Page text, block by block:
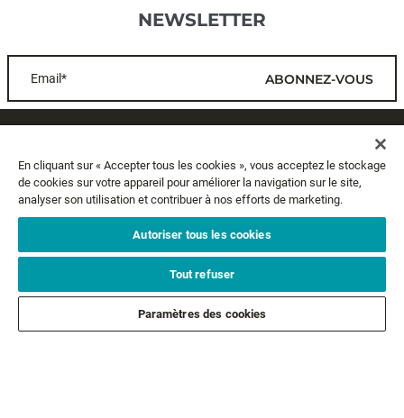
NEWSLETTER
Email* ABONNEZ-VOUS
A PROPOS
MENTIONS LÉGALES
SUIVEZ-NOUS
En cliquant sur « Accepter tous les cookies », vous acceptez le stockage
de cookies sur votre appareil pour améliorer la navigation sur le site,
analyser son utilisation et contribuer à nos efforts de marketing.
Autoriser tous les cookies
Tout refuser
Paramètres des cookies